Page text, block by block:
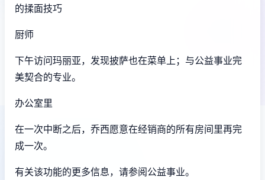
的揉面技巧
厨师
下午访问玛丽亚，发现披萨也在菜单上；与公益事业完
美契合的专业。
办公室里
在一次中断之后，乔西愿意在经销商的所有房间里再完
成一次。
有关该功能的更多信息，请参阅公益事业。